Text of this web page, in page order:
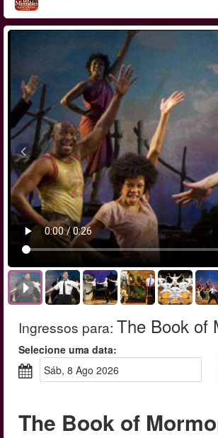
Ingressos para: The Book of
Selecione uma data:
sáb, 8 Ago 2026
The Book of